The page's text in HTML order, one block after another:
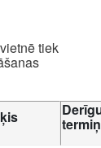
tiek